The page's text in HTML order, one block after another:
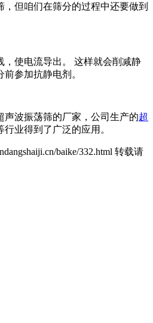
但咱们在筛分的过程中还要做到
使电流导出。 这样就会削减静
参加抗静电剂。
波振荡筛的厂家，公司生产的超
业得到了广泛的应用。
baike/332.html 转载请